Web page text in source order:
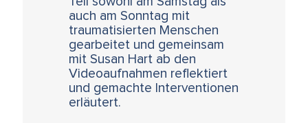
auch am Sonntag mit
traumatisierten Menschen
gearbeitet und gemeinsam
mit Susan Hart ab den
Videoaufnahmen reflektiert
und gemachte Interventionen
erläutert.